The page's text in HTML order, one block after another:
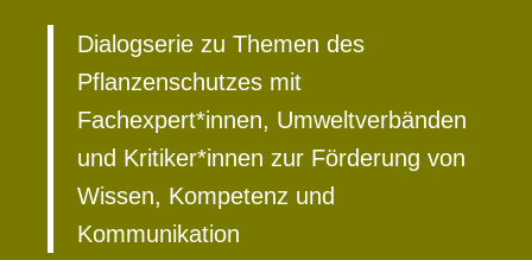
Dialogserie zu Themen des
Pflanzenschutzes mit
Fachexpert*innen, Umweltverbänden
und Kritiker*innen zur Förderung von
Wissen, Kompetenz und
Kommunikation